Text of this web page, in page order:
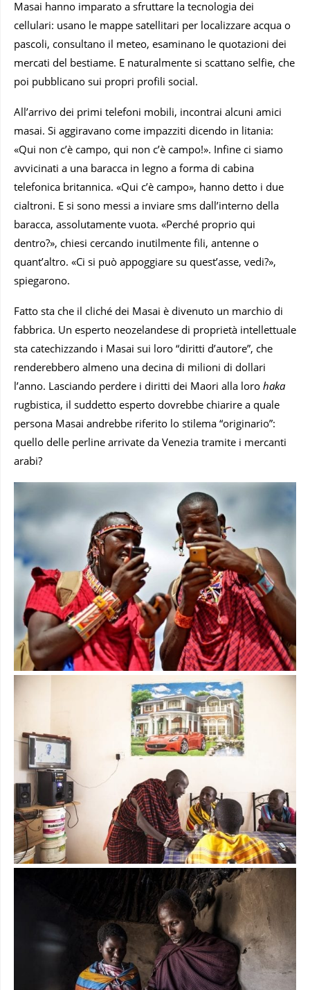
Masai hanno imparato a sfruttare la tecnologia dei
cellulari: usano le mappe satellitari per localizzare acqua o
pascoli, consultano il meteo, esaminano le quotazioni dei
mercati del bestiame. E naturalmente si scattano selfie, che
poi pubblicano sui propri profili social.
All’arrivo dei primi telefoni mobili, incontrai alcuni amici
masai. Si aggiravano come impazziti dicendo in litania:
«Qui non c’è campo, qui non c’è campo!». Infine ci siamo
avvicinati a una baracca in legno a forma di cabina
telefonica britannica. «Qui c’è campo», hanno detto i due
cialtroni. E si sono messi a inviare sms dall’interno della
baracca, assolutamente vuota. «Perché proprio qui
dentro?», chiesi cercando inutilmente fili, antenne o
quant’altro. «Ci si può appoggiare su quest’asse, vedi?»,
spiegarono.
Fatto sta che il cliché dei Masai è divenuto un marchio di
fabbrica. Un esperto neozelandese di proprietà intellettuale
sta catechizzando i Masai sui loro “diritti d’autore”, che
renderebbero almeno una decina di milioni di dollari
l’anno. Lasciando perdere i diritti dei Maori alla loro haka
rugbistica, il suddetto esperto dovrebbe chiarire a quale
persona Masai andrebbe riferito lo stilema “originario”:
quello delle perline arrivate da Venezia tramite i mercanti
arabi?